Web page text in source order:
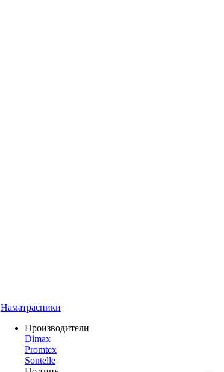
Наматрасники
Производители
Dimax
Promtex
Sontelle